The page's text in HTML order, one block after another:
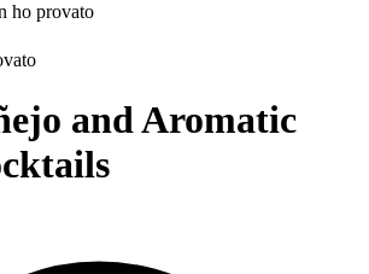
ho provato
and Aromatic